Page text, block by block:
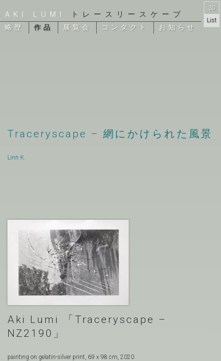
AKI LUMI トレースリースケープ
略歴 作品 展覧会 コンタクト お知らせ
3D
Galler
List
Traceryscape – 網にかけられた風景
Linn K.
Aki Lumi
Traceryscape –
NZ2190
painting on gelatin-silver print, 69 x 98 cm, 2020